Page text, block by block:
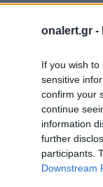
onalert.gr -
If you wish
sensitive
confirm your
continue
information
further
participants.
Downstream